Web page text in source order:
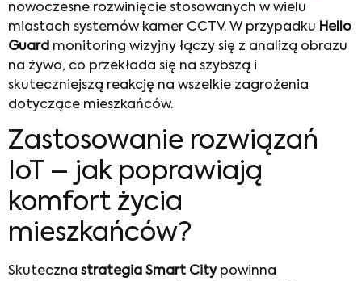
nowoczesne rozwinięcie stosowanych w wielu
miastach systemów kamer CCTV. W przypadku Hello
Guard monitoring wizyjny łączy się z analizą obrazu
na żywo, co przekłada się na szybszą i
skuteczniejszą reakcję na wszelkie zagrożenia
dotyczące mieszkańców.
Zastosowanie rozwiązań
IoT – jak poprawiają
komfort życia
mieszkańców?
Skuteczna strategia Smart Citypowinna